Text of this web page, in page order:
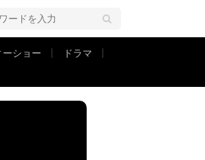
ーショー
ドラマ